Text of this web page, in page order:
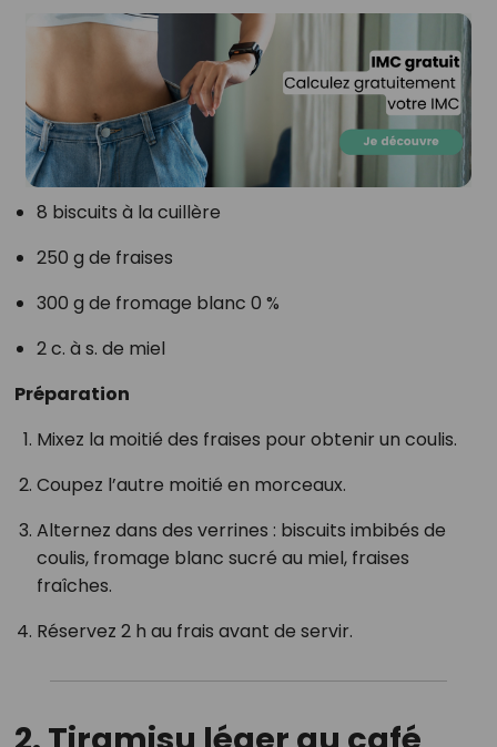
8 biscuits à la cuillère
250 g de fraises
300 g de fromage blanc 0 %
2 c. à s. de miel
Préparation
Mixez la moitié des fraises pour obtenir un coulis.
Coupez l’autre moitié en morceaux.
Alternez dans des verrines : biscuits imbibés de
coulis, fromage blanc sucré au miel, fraises
fraîches.
Réservez 2 h au frais avant de servir.